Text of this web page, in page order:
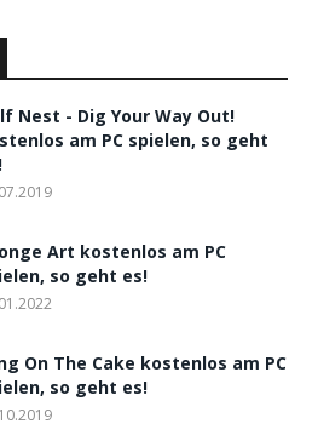
Nest - Dig Your Way Out!
am PC spielen, so geht
Art kostenlos am PC
so geht es!
On The Cake kostenlos am PC
so geht es!